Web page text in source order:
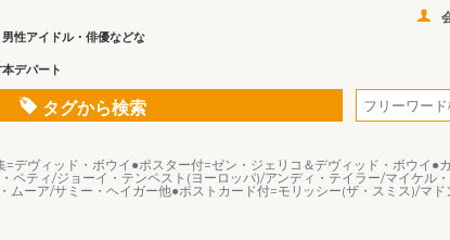
性アイドル・俳優などな
デパート
タグから検索
デヴィッド・ボウイ●ポスター付=ゼン・ジェリコ＆デヴィッド・ボウイ●
ペティ/ジョーイ・テンペスト(ヨーロッパ)/アンディ・テイラー/マイケル
ムーア/サミー・ヘイガー他●ポストカード付=モリッシー(ザ・スミス)/マ